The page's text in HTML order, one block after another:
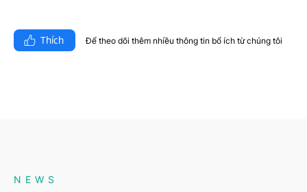
Thích Để theo dõi thêm nhiều thông tin bổ ích từ chúng tôi​
NEWS